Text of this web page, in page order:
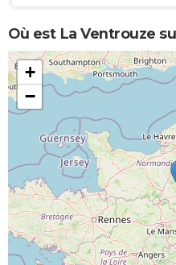
Où est La Ventrouze
+
−